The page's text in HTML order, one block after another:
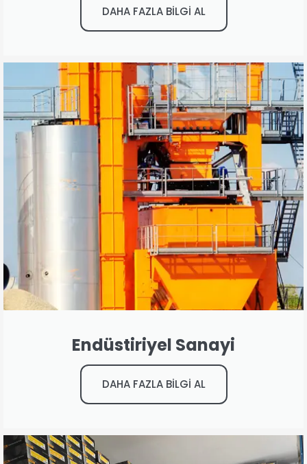
DAHA FAZLA BİLGİ AL
Endüstiriyel Sanayi
DAHA FAZLA BİLGİ AL